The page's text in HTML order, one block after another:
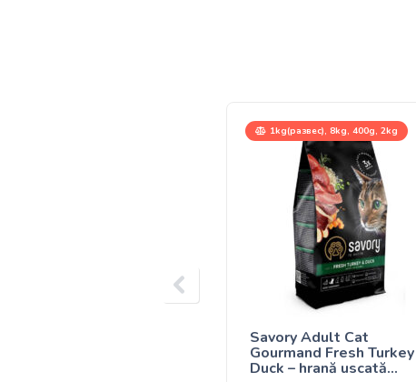
1kg(развес), 8kg, 400g, 2kg
Savory Adult Cat
Gourmand Fresh
Duck – hrană uscată